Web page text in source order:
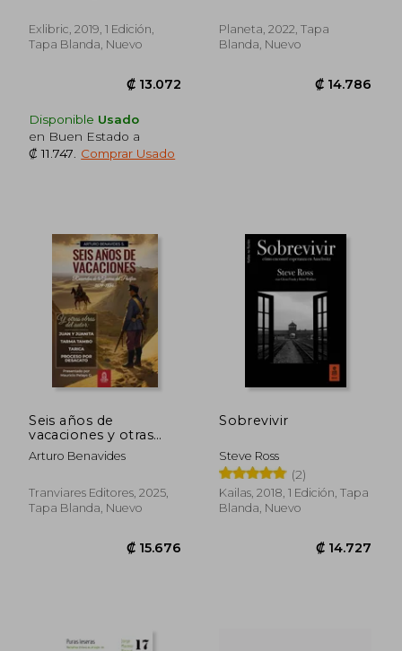
₡ 16.322
Exlibric, 2019, 1 Edición,
Tapa Blanda, Nuevo
Disponible Usado
en Buen Estado a
₡ 11.747
Comprar Usado
Planeta, 2022, Tapa
Blanda, Nuevo
Seis años de
vacaciones y otras
obras de Arturo
Benavides
Arturo Benavides
Tranviares Editores, 2025,
Tapa Blanda, Nuevo
Sobrevivir
Steve Ross
(2)
Kailas, 2018, 1 Edición, Tapa
Blanda, Nuevo